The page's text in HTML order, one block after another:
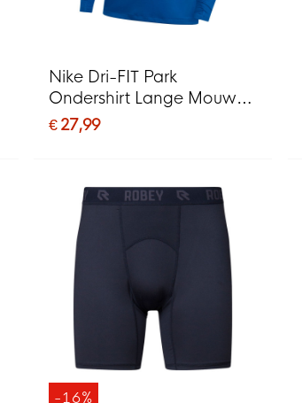
Nike Dri-FIT Park
Ondershirt Lange Mouwen
Blauw Wit
€ 27,99
-16%